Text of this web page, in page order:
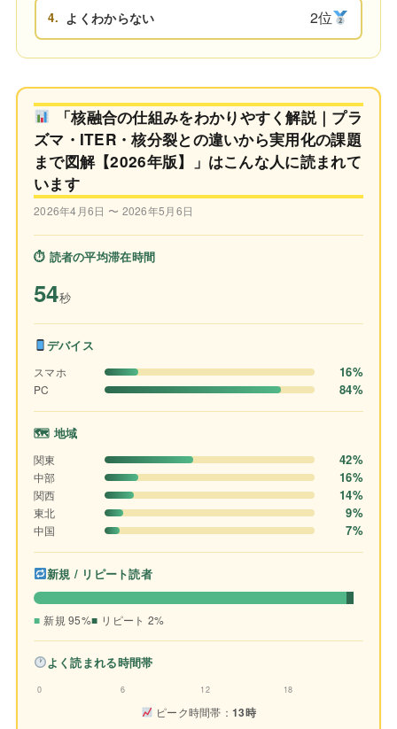
4. よくわからない 2位
「核融合の仕組みをわかりやすく解説｜プラ
ズマ・ITER・核分裂との違いから実用化の課題
まで図解【2026年版】」はこんな人に読まれて
います
2026年4月6日 〜 2026年5月6日
⏱ 読者の平均滞在時間
54秒
デバイス
スマホ 16%
PC 84%
🗺 地域
関東 42%
中部 16%
関西 14%
東北 9%
中国 7%
新規 / リピート読者
新規 95% リピート 2%
よく読まれる時間帯
0 6 12 18
ピーク時間帯：13時